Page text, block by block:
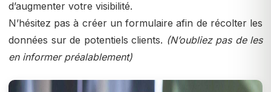
d’augmenter votre visibilité.
N’hésitez pas à créer un formulaire afin de récolter les
données sur de potentiels clients. (N’oubliez pas de les
en informer préalablement)